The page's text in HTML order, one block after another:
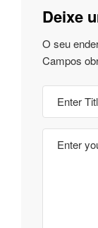
Deixe
O seu
Campos